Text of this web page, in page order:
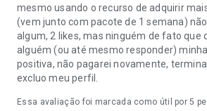
mesmo usando o recurso de adquirir
(vem junto com pacote de 1 semana)
algum, 2 likes, mas ninguém de fato que
alguém (ou até mesmo responder)
positiva, não pagarei novamente,
excluo meu perfil.
Essa avaliação foi marcada como útil por5